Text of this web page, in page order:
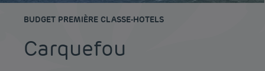
BUDGET PREMIÈRE CLASSE-HOTELS
Carquefou